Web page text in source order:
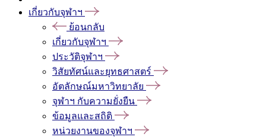
เกี่ยวกับจุฬาฯ
ย้อนกลับ
เกี่ยวกับจุฬาฯ
ประวัติจุฬาฯ
วิสัยทัศน์และยุทธศาสตร์
อัตลักษณ์มหาวิทยาลัย
จุฬาฯ กับความยั่งยืน
ข้อมูลและสถิติ
หน่วยงานของจุฬาฯ